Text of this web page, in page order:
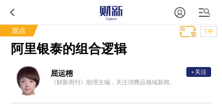
观点 T中
阿里银泰的组合逻辑
屈运栩
《财新周刊》助理主编，关注消费品领域新闻。
+关注